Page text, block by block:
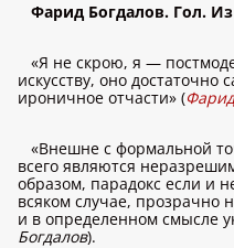
Фарид Богдалов. Гол.
«Я не скрою, я —
искусству, оно достаточно
ироничное отчасти» (
«Внешне с формальной
всего являются
образом, парадокс если и
всяком случае, прозрачно
и в определенном смысле
Богдалов).